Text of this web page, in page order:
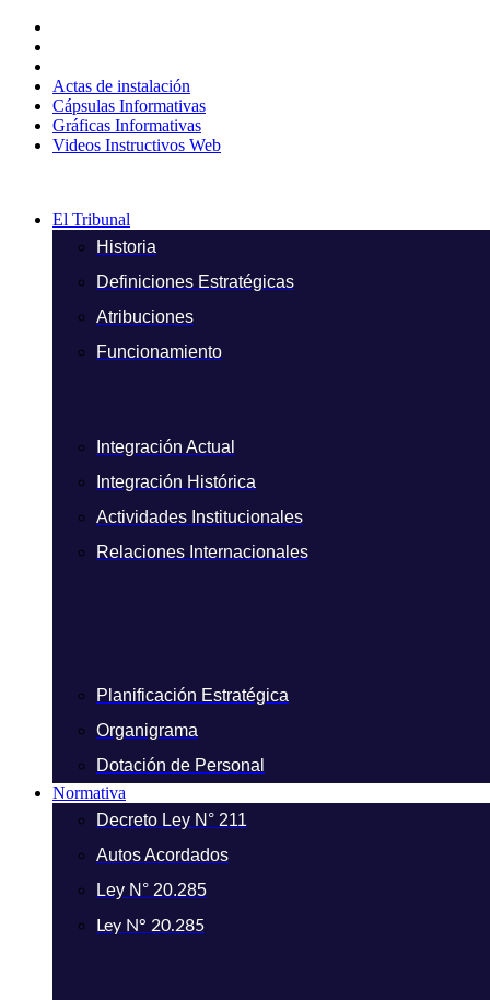
contenido
Actas de instalación
Cápsulas Informativas
Gráficas Informativas
Videos Instructivos Web
El Tribunal
Historia
Definiciones Estratégicas
Atribuciones
Funcionamiento
Integración Actual
Integración Histórica
Actividades Institucionales
Relaciones Internacionales
Planificación Estratégica
Organigrama
Dotación de Personal
Normativa
Decreto Ley N° 211
Autos Acordados
Ley N° 20.285
Ley N° 20.285